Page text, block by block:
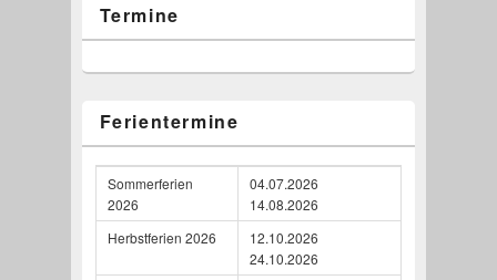
Termine
Ferientermine
Sommerferien
2026
04.07.2026
14.08.2026
Herbstferien 2026
12.10.2026
24.10.2026